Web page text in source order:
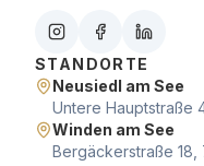
STANDORTE
Neusiedl am See
Untere Hauptstraße
Winden am See
Bergäckerstraße